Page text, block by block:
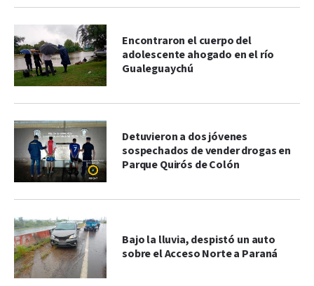
Encontraron el cuerpo del
adolescente ahogado en el río
Gualeguaychú
Detuvieron a dos jóvenes
sospechados de vender drogas en
Parque Quirós de Colón
Bajo la lluvia, despistó un auto
sobre el Acceso Norte a Paraná